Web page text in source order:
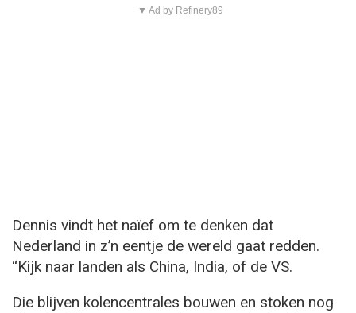
▼ Ad by Refinery89
Dennis vindt het naïef om te denken dat
Nederland in z’n eentje de wereld gaat redden.
“Kijk naar landen als China, India, of de VS.
Die blijven kolencentrales bouwen en stoken nog